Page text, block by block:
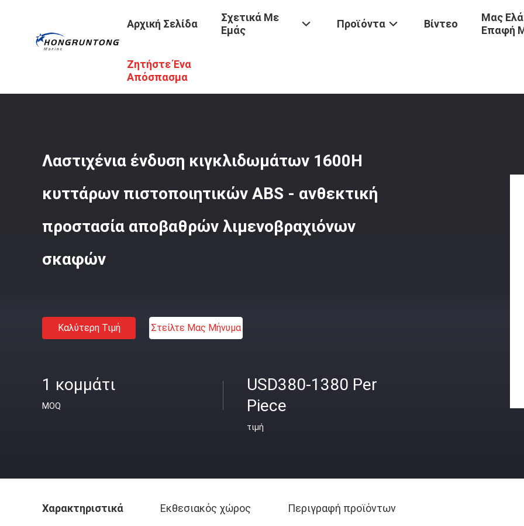
Αρχική Σελίδα
Σχετικά Με
Εμάς
Προϊόντα Βίντεο
Μας
Επαφή
Ζητήστε Ένα
Απόσπασμα
Προϊόντα / Λαστιχένιο Κιγκλίδωμα Κυττάρων
Λιμενοβραχιόνων Σκαφών
Λαστιχένια ένδυση κιγκλιδωμάτων 1600H
κυττάρων πιστοποιητικών ABS - ανθεκτική
προστασία αποβαθρών λιμενοβραχιόνων
σκαφών
Καλύτερη Τιμή Στείλτε Μας Μήνυμα
1 κομμάτι
MOQ
USD380-1380 Per
Piece
τιμή
Χαρακτηριστικά Εκθεσιακός χώρος Περιγραφή προϊόντων